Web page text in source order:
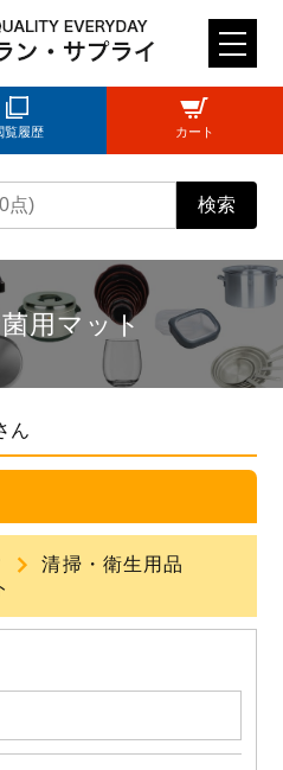
M
E
U
検索
覧履歴 カート
用マット
ん
清掃・衛生用品